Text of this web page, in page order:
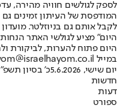
לספק לגולשים חוויה מהירה,
המודפסת של העיתון זמינים
לקבל אותם גם בניוזלטר.
היום" מציע לגולשי האתר
היום פתוח להערות, לביקורת
במייל hayom@israelhayom.co.il.
יום שישי, 5.6.2026
כ' בסיון
חדשות
דעות
ספורט